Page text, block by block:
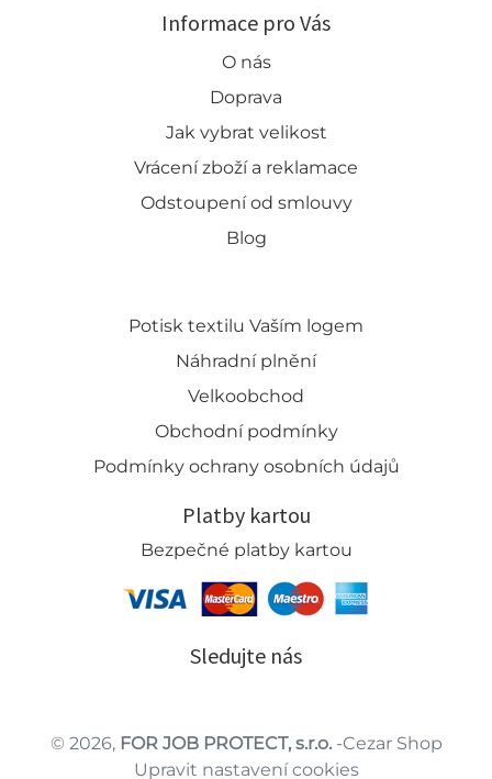
Informace pro Vás
O nás
Doprava
Jak vybrat velikost
Vrácení zboží a reklamace
Odstoupení od smlouvy
Blog
Potisk textilu Vaším logem
Náhradní plnění
Velkoobchod
Obchodní podmínky
Podmínky ochrany osobních údajů
Platby kartou
Bezpečné platby kartou
Sledujte nás
© 2026, FOR JOB PROTECT, s.r.o.-Cezar Shop
Upravit nastavení cookies